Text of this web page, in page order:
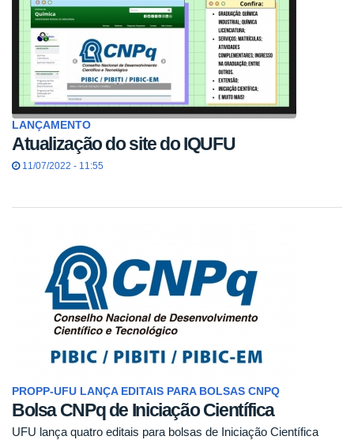
LANÇAMENTO
Atualização do site do IQUFU
11/07/2022 - 11:55
PROPP-UFU LANÇA EDITAIS PARA BOLSAS CNPQ
Bolsa CNPq de Iniciação Científica
UFU lança quatro editais para bolsas de Iniciação Científica